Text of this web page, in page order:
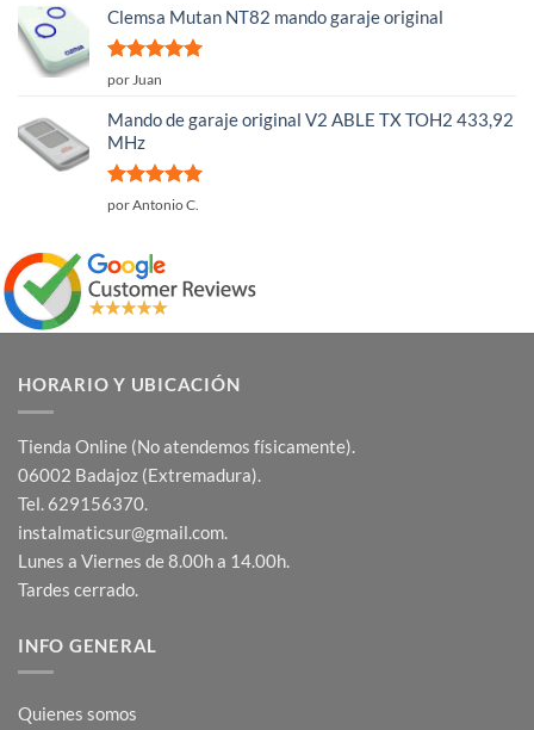
5
Clemsa Mutan NT82 mando garaje original
Valorado
por Juan
Mando de garaje original V2 ABLE TX TOH2 433,92
MHz
Valorado
por Antonio C.
HORARIO Y UBICACIÓN
Tienda Online (No atendemos físicamente).
06002 Badajoz (Extremadura).
Tel. 629156370.
instalmaticsur@gmail.com.
Lunes a Viernes de 8.00h a 14.00h.
Tardes cerrado.
INFO GENERAL
Quienes somos